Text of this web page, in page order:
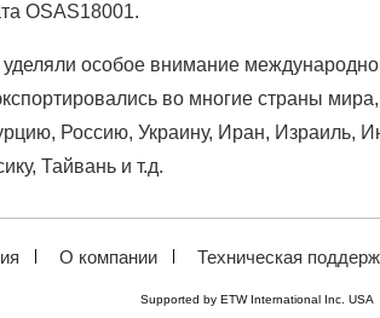
OSAS18001.
особое внимание
во многие страны
Россию, Украину, Иран,
Тайвань и т.д.
О компании Техническая
Supported by ETW International Inc. USA